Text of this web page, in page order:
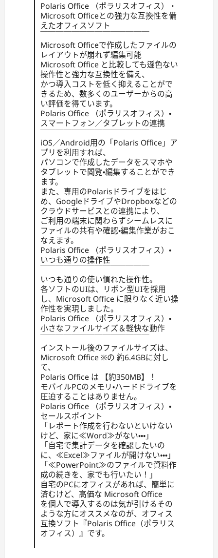
Polaris Office （ポラリスオフィス）・
Microsoft Officeとの強力な互換性を備
えたオフィスソフト
￣￣￣￣￣￣￣￣￣￣￣￣￣￣
Microsoft Officeで作成したファイルの
レイアウトが崩れず編集可能
Microsoft Office と比較しても遜色ない
操作性と強力な互換性を備え、
かつ導入コストを低く抑えることがで
きるため、数多くのユーザーからの高
い評価を得ています。
Polaris Office （ポラリスオフィス）・
スマートフォン／タブレットの連携
￣￣￣￣￣￣￣￣￣￣￣￣￣￣
iOS／Android用の「Polaris Office」ア
プリを利用すれば、
パソコンで作成したデータをスマホや
タブレットで閲覧・編集することができ
ます。
また、専用のPolarisドライブをはじ
め、GoogleドライブやDropboxなどの
クラウドサービスとの連携により、
ご利用の端末に関わらずシームレスに
ファイルの共有や確認・編集作業がおこ
なえます。
Polaris Office （ポラリスオフィス）・
いつも通りの操作性
￣￣￣￣￣￣￣￣￣￣￣￣￣￣
いつも通りの使い慣れた操作性。
各ソフトのUIは、リボン型UIを採用
し、Microsoft Office に限りなく近い操
作性を実現しました。
Polaris Office （ポラリスオフィス）・
小さなファイルサイズ＆軽快な動作
￣￣￣￣￣￣￣￣￣￣￣￣￣￣
インストール後のファイルサイズは、
Microsoft Office ※の 約6.4GBに対し
て、
Polaris Office は 【約350MB】！
モバイルPCのメモリ・ハードドライブを
圧迫することはありません。
Polaris Office （ポラリスオフィス）・
セールスポイント
「レポート作成を行わないといけない
けど、家に≪Word≫がない・・・」
「自宅で集計データを確認したいの
に、≪Excel≫ファイルが開けない・・・」
「≪PowerPoint≫のファイルで資料作
成の続きを、家でも行いたい！」
自宅のPCにオフィスがあれば、簡単に
済むけど、高価な Microsoft Office
を個人で導入するのは気が引けるその
ような方にオススメなのが、オフィス
互換ソフト『Polaris Office（ポラリス
オフィス）』です。